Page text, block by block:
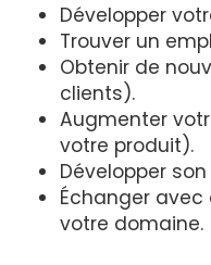
Développer
Trouver un
Obtenir de
clients).
Augmenter
votre produit).
Développer
Échanger
votre domaine.